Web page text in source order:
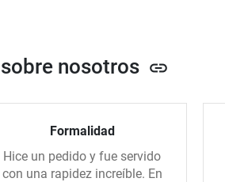
nosotros link
Formalidad
Hice un pedido y fue servido
con una rapidez increíble. En